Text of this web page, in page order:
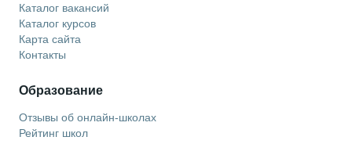
Каталог вакансий
Каталог курсов
Карта сайта
Контакты
Образование
Отзывы об онлайн-школах
Рейтинг школ